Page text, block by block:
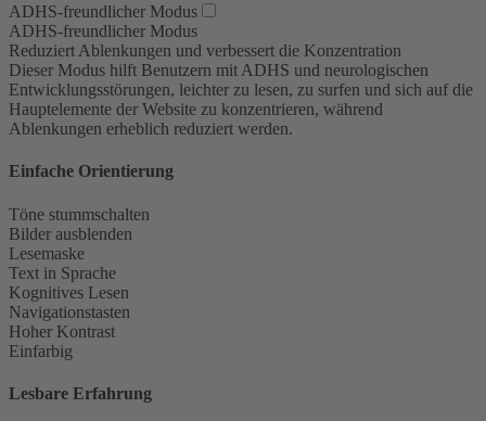
ADHS-freundlicher Modus
ADHS-freundlicher Modus
Reduziert Ablenkungen und verbessert die Konzentration
Dieser Modus hilft Benutzern mit ADHS und neurologischen
Entwicklungsstörungen, leichter zu lesen, zu surfen und sich auf die
Hauptelemente der Website zu konzentrieren, während
Ablenkungen erheblich reduziert werden.
Einfache Orientierung
Töne stummschalten
Bilder ausblenden
Lesemaske
Text in Sprache
Kognitives Lesen
Navigationstasten
Hoher Kontrast
Einfarbig
Lesbare Erfahrung